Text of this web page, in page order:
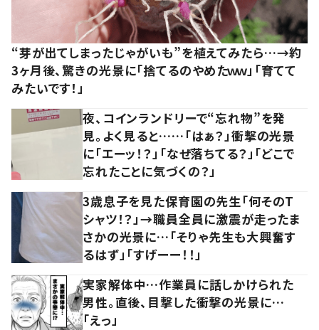
“芽が出てしまったじゃがいも”を植えてみたら…→約
3ヶ月後、驚きの光景に「捨てるのやめたｗｗ」「育てて
みたいです！」
夜、コインランドリーで“忘れ物”を発
見。よく見ると……「はぁ？」衝撃の光景
に「エーッ！？」「なぜ落ちてる？」「どこで
忘れたことに気づくの？」
3歳息子を見た保育園の先生「何そのT
シャツ！？」→職員全員に激震が走ったま
さかの光景に…「そりゃ先生も大興奮す
るはず」「すげーー！！」
実家解体中…作業員に話しかけられた
男性。直後、目撃した衝撃の光景に…
「えっ」